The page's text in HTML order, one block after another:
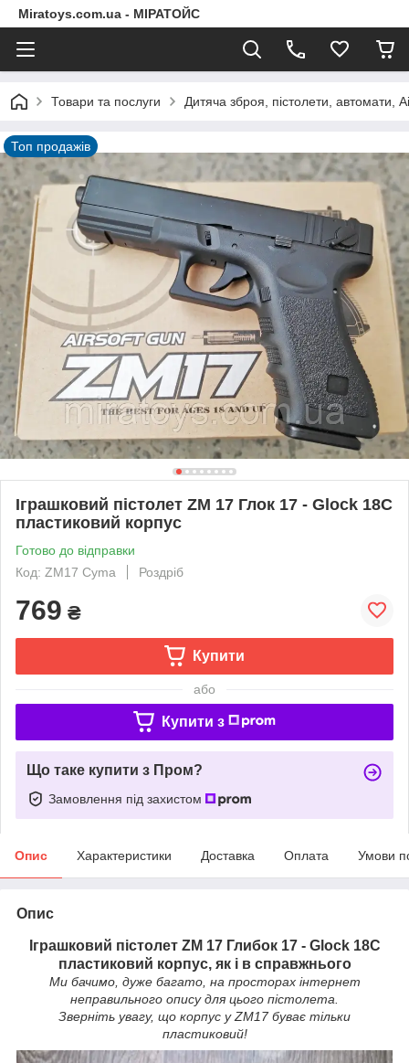
Miratoys.com.ua - МІРАТОЙС
Товари та послуги Дитяча зброя, пістолети, автомати,
Топ продажів
Іграшковий пістолет ZM 17 Глок 17 - Glock 18C
пластиковий корпус
Готово до відправки
Код: ZM17 Cyma
Роздріб
769 ₴
Купити
або
Купити з
Що таке купити з Пром?
Замовлення під захистом
Опис Характеристики Доставка Оплата Умови
Опис
Іграшковий пістолет ZM 17 Глибок 17 - Glock 18C
пластиковий корпус, як і в справжнього
Ми бачимо, дуже багато, на просторах інтернет
неправильного опису для цього пістолета.
Зверніть увагу, що корпус у ZM17 буває тільки
пластиковий!